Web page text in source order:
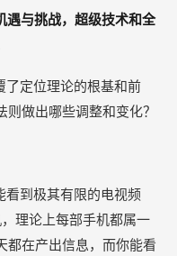
遇与挑战，超级技术和全
了定位理论的根基和前
做出哪些调整和变化？
看到极其有限的电视频
理论上每部手机都属一
都在产出信息，而你能看